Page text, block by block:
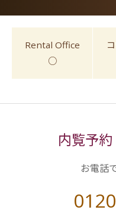
Rental Office
○
内覧予
お電話